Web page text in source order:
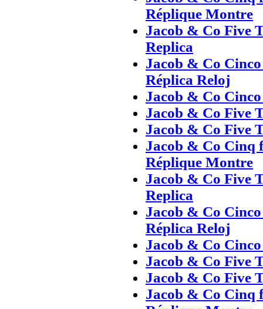
Réplique Montre
Jacob & Co Five
Replica
Jacob & Co
Réplica Reloj
Jacob & Co
Jacob & Co Five
Jacob & Co Five
Jacob & Co Cinq
Réplique Montre
Jacob & Co Five
Replica
Jacob & Co
Réplica Reloj
Jacob & Co
Jacob & Co Five
Jacob & Co Five
Jacob & Co Cinq